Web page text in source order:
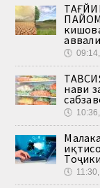
🕔
нави
🕔
🕔